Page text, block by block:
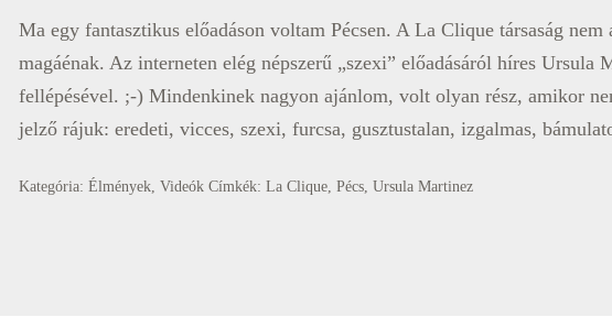
Ma egy fantasztikus előadáson voltam Pécsen. A La Clique társaság
magáénak. Az interneten elég népszerű „szexi” előadásáról híres
fellépésével. ;-) Mindenkinek nagyon ajánlom, volt olyan rész, amikor
jelző rájuk: eredeti, vicces, szexi, furcsa, gusztustalan, izgalmas,
Kategória: Élmények, Videók Címkék: La Clique, Pécs, Ursula Martinez